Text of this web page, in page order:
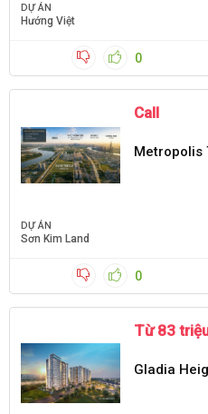
DỰ ÁN
Hướng Việt
0
Call
Metropolis
DỰ ÁN
Sơn Kim Land
0
Từ 83
Gladia